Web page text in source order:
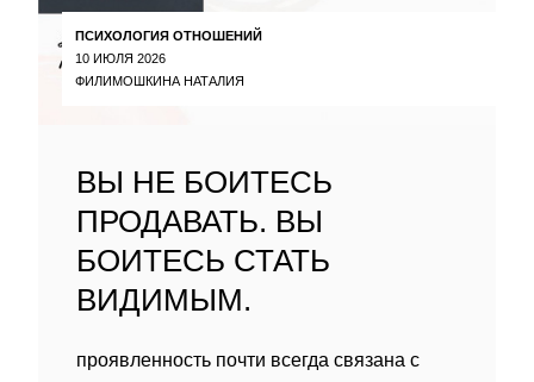
ПСИХОЛОГИЯ ОТНОШЕНИЙ
10 ИЮЛЯ 2026
ФИЛИМОШКИНА НАТАЛИЯ
ВЫ НЕ БОИТЕСЬ
ПРОДАВАТЬ. ВЫ
БОИТЕСЬ СТАТЬ
ВИДИМЫМ.
проявленность почти всегда связана с